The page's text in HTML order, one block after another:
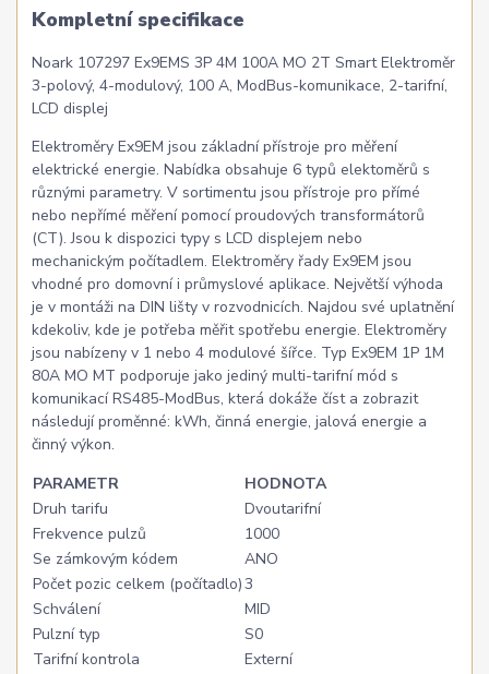
Kompletní specifikace
Noark 107297 Ex9EMS 3P 4M 100A MO 2T Smart Elektroměr
3-polový, 4-modulový, 100 A, ModBus-komunikace, 2-tarifní,
LCD displej
Elektroměry Ex9EM jsou základní přístroje pro měření
elektrické energie. Nabídka obsahuje 6 typů elektoměrů s
různými parametry. V sortimentu jsou přístroje pro přímé
nebo nepřímé měření pomocí proudových transformátorů
(CT). Jsou k dispozici typy s LCD displejem nebo
mechanickým počítadlem. Elektroměry řady Ex9EM jsou
vhodné pro domovní i průmyslové aplikace. Největší výhoda
je v montáži na DIN lišty v rozvodnicích. Najdou své uplatnění
kdekoliv, kde je potřeba měřit spotřebu energie. Elektroměry
jsou nabízeny v 1 nebo 4 modulové šířce. Typ Ex9EM 1P 1M
80A MO MT podporuje jako jediný multi-tarifní mód s
komunikací RS485-ModBus, která dokáže číst a zobrazit
následují proměnné: kWh, činná energie, jalová energie a
činný výkon.
PARAMETR
HODNOTA
Druh tarifu
Dvoutarifní
Frekvence pulzů
1000
Se zámkovým kódem
ANO
Počet pozic celkem (počítadlo)3
Schválení
MID
Pulzní typ
S0
Tarifní kontrola
Externí